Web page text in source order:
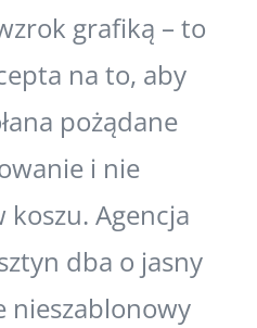
grafiką – to
na to, aby
pożądane
i nie
koszu. Agencja
dba o jasny
nieszablonowy